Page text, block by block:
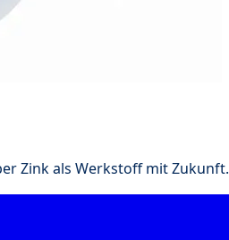
Zink als Werkstoff mit Zukunft.